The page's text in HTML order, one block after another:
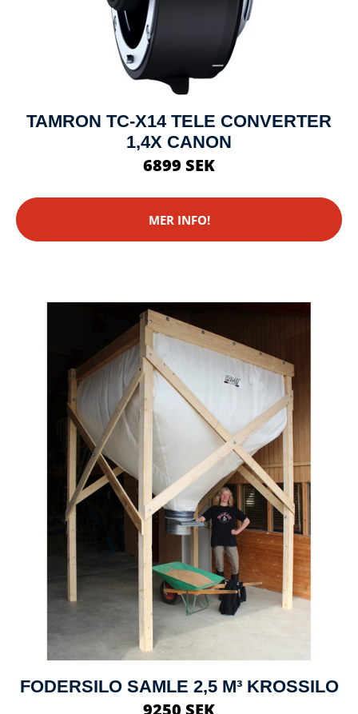
TAMRON TC-X14 TELE CONVERTER
1,4X CANON
6899 SEK
MER INFO!
FODERSILO SAMLE 2,5 M³ KROSSILO